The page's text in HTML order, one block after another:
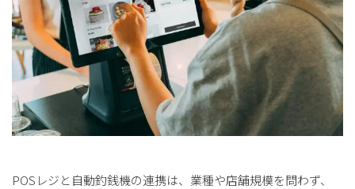
POSレジと自動釣銭機の連携は、業種や店舗規模を問わず、